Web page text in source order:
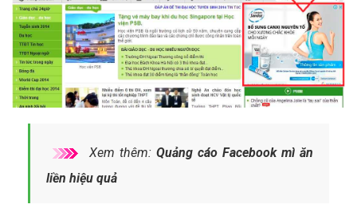
Xem thêm: Quảng cáo Facebook mì ăn
liền hiệu quả